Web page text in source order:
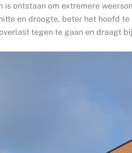
is ontstaan om extremere
en droogte, beter het hoofd
tegen te gaan en draagt